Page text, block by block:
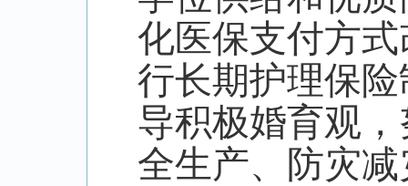
化医保支付方
行长期护理保
导积极婚育观
全生产、防灾